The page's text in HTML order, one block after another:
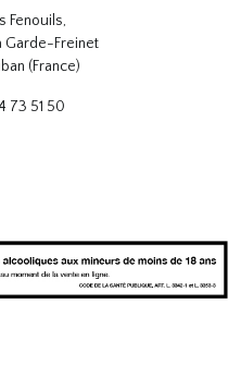
Fenouils,
Garde-Freinet
(France)
73 51 50